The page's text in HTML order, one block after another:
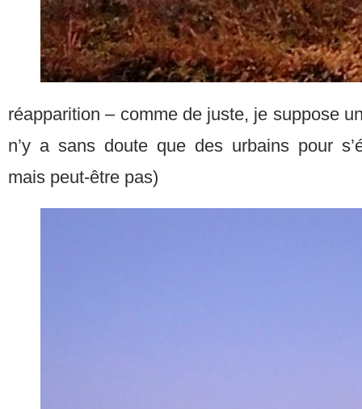
réapparition – comme de juste, je suppose
n’y a sans doute que des urbains pour
mais peut-être pas)